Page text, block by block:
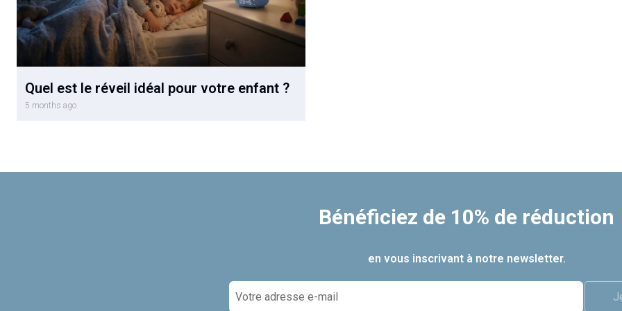
Quel est le réveil idéal pour votre enfant ?
5 months ago
Bénéficiez de 10% de réduction
en vous inscrivant à notre newsletter.
n